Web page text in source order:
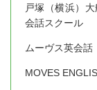
戸塚（横浜）
会話スクール
ムーヴス英会話
MOVES